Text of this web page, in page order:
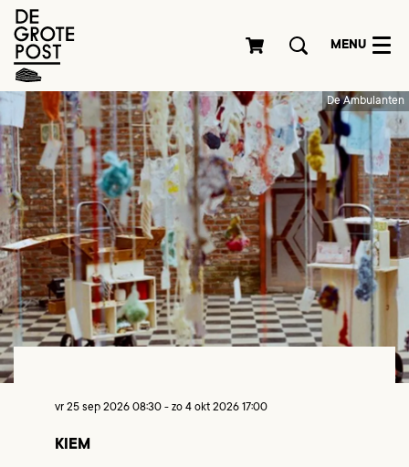
MENU
De Ambulanten
KIEM
vr 25 sep 2026 08:30 - zo 4 okt 2026 17:00